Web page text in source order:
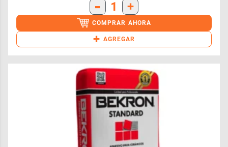
- 1 +
COMPRAR AHORA
+ AGREGAR